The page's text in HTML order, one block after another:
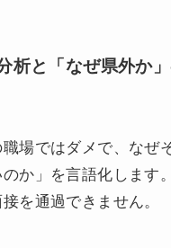
析と「なぜ県外か
場ではダメで、なぜ
か」を言語化します
を通過できません。